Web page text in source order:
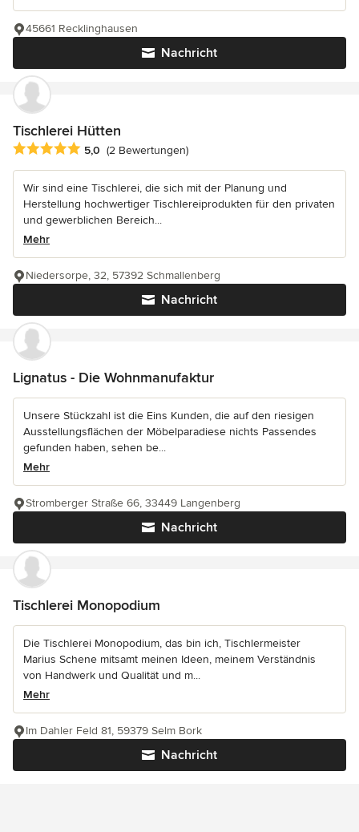
Nachricht
45661 Recklinghausen
Tischlerei Hütten
Durchschnittliche Bewertung: 5 von 5 Sternen
5,0 (2 Bewertungen)
Wir sind eine Tischlerei, die sich mit der Planung und
Herstellung hochwertiger Tischlereiprodukten für den privaten
und gewerblichen Bereich...
Mehr
Nachricht
Niedersorpe, 32, 57392 Schmallenberg
Lignatus - Die Wohnmanufaktur
Unsere Stückzahl ist die Eins Kunden, die auf den riesigen
Ausstellungsflächen der Möbelparadiese nichts Passendes
gefunden haben, sehen be...
Mehr
Nachricht
Stromberger Straße 66, 33449 Langenberg
Tischlerei Monopodium
Die Tischlerei Monopodium, das bin ich, Tischlermeister
Marius Schene mitsamt meinen Ideen, meinem Verständnis
von Handwerk und Qualität und m...
Mehr
Nachricht
Im Dahler Feld 81, 59379 Selm Bork